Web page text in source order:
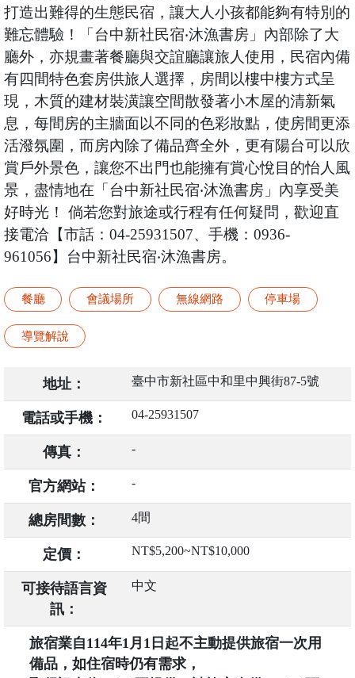
打造出難得的生態民宿，讓大人小孩都能夠有特別的
難忘體驗！「台中新社民宿‧沐漁書房」內部除了大
廳外，亦規畫著餐廳與交誼廳讓旅人使用，民宿內備
有四間特色套房供旅人選擇，房間以樓中樓方式呈
現，木質的建材裝潢讓空間散發著小木屋的清新氣
息，每間房的主牆面以不同的色彩妝點，使房間更添
活潑氛圍，而房內除了備品齊全外，更有陽台可以欣
賞戶外景色，讓您不出門也能擁有賞心悅目的怡人風
景，盡情地在「台中新社民宿‧沐漁書房」內享受美
好時光！ 倘若您對旅途或行程有任何疑問，歡迎直
接電洽【市話：04-25931507、手機：0936-
961056】台中新社民宿‧沐漁書房。
餐廳 會議場所 無線網路 停車場
導覽解說
地址： 臺中市新社區中和里中興街87-5號
電話或手機： 04-25931507
傳真： -
官方網站： -
總房間數： 4間
定價： NT$5,200~NT$10,000
可接待語言資
訊：
中文
旅宿業自114年1月1日起不主動提供旅宿一次用
備品，如住宿時仍有需求，